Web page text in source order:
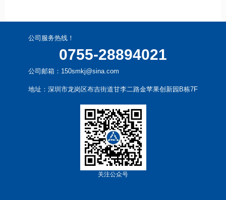
公司服务热线！
0755-28894021
公司邮箱：150smkj@sina.com
地址：深圳市龙岗区布吉街道甘李二路金苹果创新园B栋7F
关注公众号